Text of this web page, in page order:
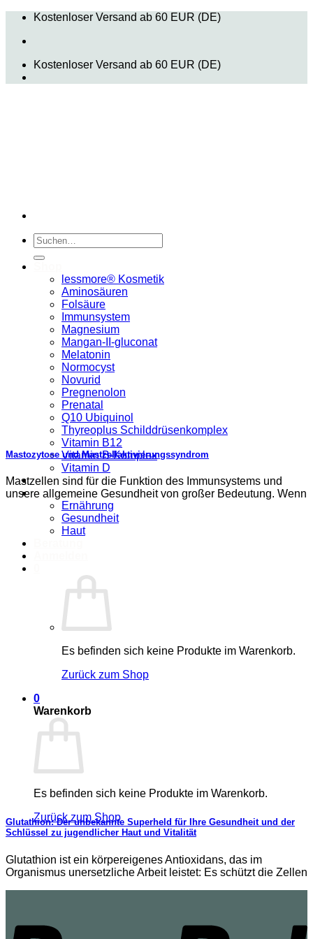
Zum
springen
Kostenloser Versand ab 60 EUR (DE)
Kostenloser Versand ab 60 EUR (DE)
Suchen
nach:
lessmore® Kosmetik
Aminosäuren
Folsäure
Immunsystem
Magnesium
Mangan-II-gluconat
Melatonin
Normocyst
Novurid
Pregnenolon
Prenatal
Q10 Ubiquinol
Thyreoplus Schilddrüsenkomplex
Vitamin B12
Vitamin B-Komplex
Vitamin D
Über uns
Ratgeber
Ernährung
Gesundheit
Haut
Es befinden sich keine Produkte im Warenkorb.
Zurück zum Shop
0
Warenkorb
Es befinden sich keine Produkte im Warenkorb.
Zurück zum Shop
Mastozytose und Mastzellaktivierungssyndrom
Mastzellen sind für die Funktion des Immunsystems und
unsere allgemeine Gesundheit von großer Bedeutung. Wenn
Glutathion: Der unbekannte Superheld für Ihre Gesundheit und der
Schlüssel zu jugendlicher Haut und Vitalität
Glutathion ist ein körpereigenes Antioxidans, das im
Organismus unersetzliche Arbeit leistet: Es schützt die Zellen